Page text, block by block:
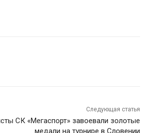
Следующая статья
СК «Мегаспорт» завоевали золотые
медали на турнире в Словении